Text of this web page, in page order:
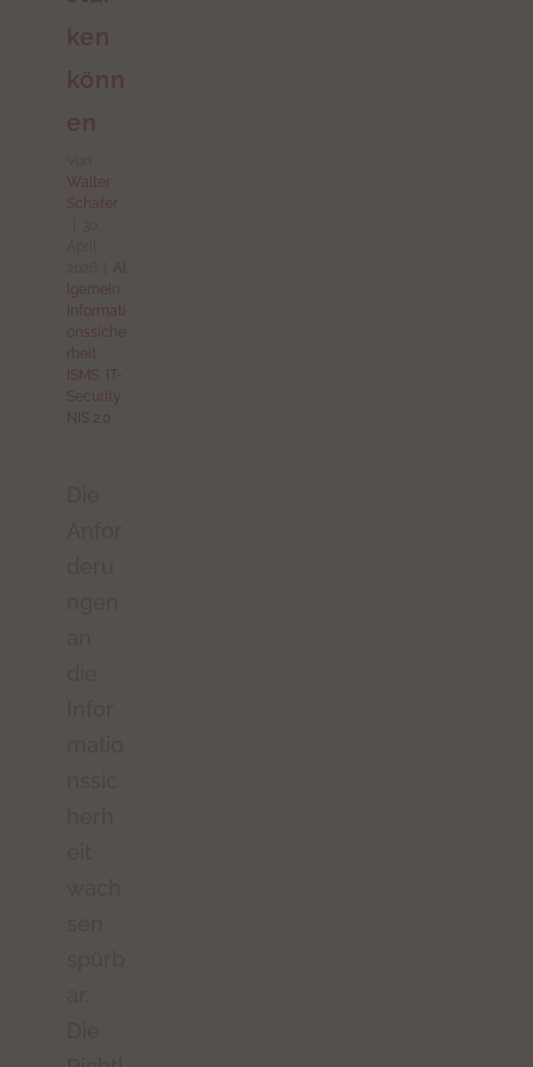
ken
könn
en
Walter
Schäfer
Al
lgemein
Informati
onssiche
rheit
ISMS
IT-
Security
NIS 2.0